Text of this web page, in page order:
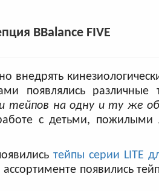
BBalance FIVE
внедрять
появлялись различные
тейпов на одну и ту же
с детьми, пожилыми
тейпы серии LITE
появились